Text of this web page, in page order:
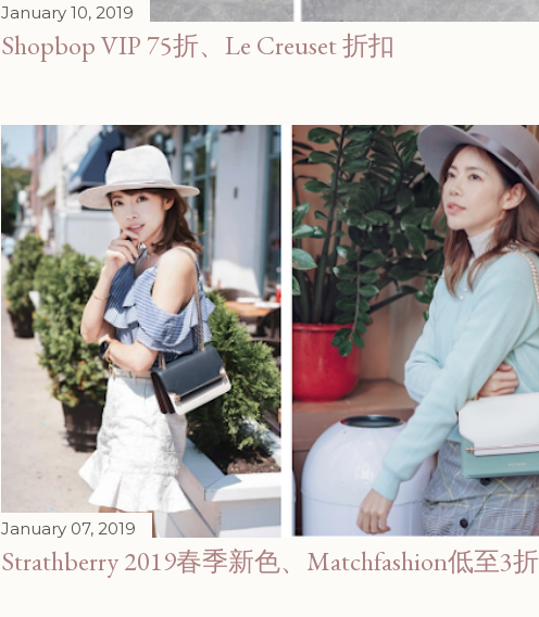
January 10, 2019
Shopbop VIP 75折、Le Creuset 折扣
January 07, 2019
Strathberry 2019春季新色、Matchfashion低至3折